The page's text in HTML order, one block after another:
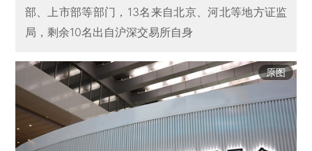
部、上市部等部门，13名来自北京、河北等地方证监
局，剩余10名出自沪深交易所自身
原图